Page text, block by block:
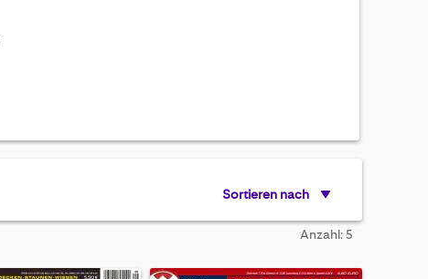
Sortieren nach
Anzahl: 5